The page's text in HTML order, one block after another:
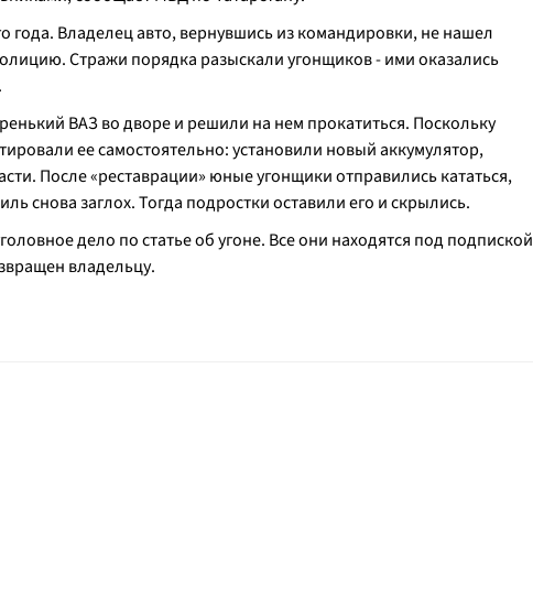
Владелец авто, вернувшись из командировки, не нашел
Стражи порядка разыскали угонщиков - ими оказались
ВАЗ во дворе и решили на нем прокатиться. Поскольку
ее самостоятельно: установили новый аккумулятор,
После «реставрации» юные угонщики отправились кататься,
снова заглох. Тогда подростки оставили его и скрылись.
дело по статье об угоне. Все они находятся под подпиской
владельцу.